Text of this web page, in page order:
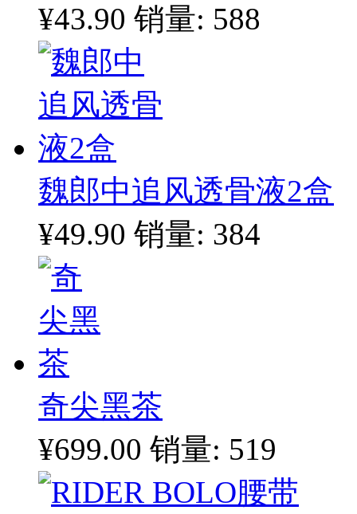
¥43.90 销量: 588
魏郎中追风透骨液2盒
¥49.90 销量: 384
奇尖黑茶
¥699.00 销量: 519